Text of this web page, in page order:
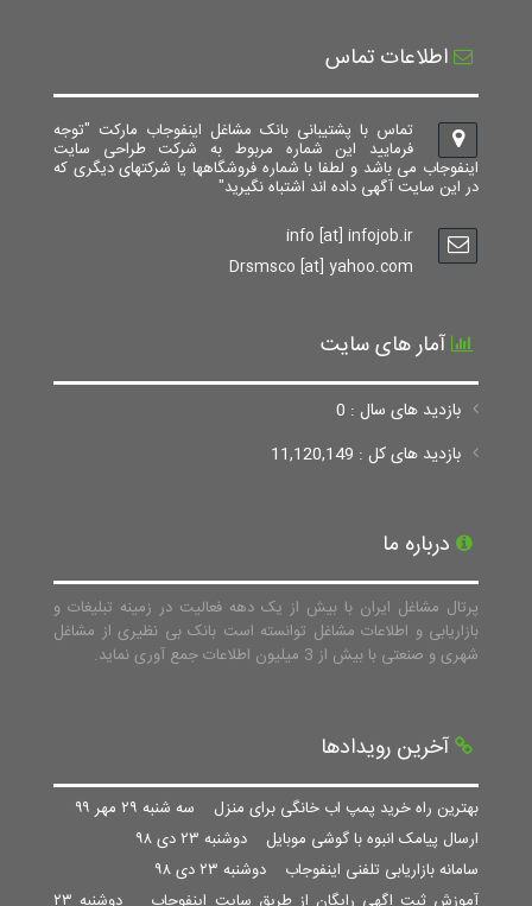
اطلاعات تماس
تماس با پشتیبانی بانک مشاغل اینفوجاب مارکت "توجه
فرمایید این شماره مربوط به شرکت طراحی سایت
اینفوجاب می باشد و لطفا با شماره فروشگاهها یا شرکتهای دیگری که
در این سایت آگهی داده اند اشتباه نگیرید"
info [at] infojob.ir
Drsmsco [at] yahoo.com
آمار های سایت
بازدید های سال : 0
بازدید های کل : 11,120,149
درباره ما
پرتال مشاغل ایران با بیش از یک دهه فعالیت در زمینه تبلیغات و
بازاریابی و اطلاعات مشاغل توانسته است بانک بی نظیری از مشاغل
شهری و صنعتی با بیش از 3 میلیون اطلاعات جمع آوری نماید.
آخرین رویدادها
بهترین راه خرید پمپ اب خانگی برای منزل سه شنبه ۲۹ مهر ۹۹
ارسال پیامک انبوه با گوشی موبایل دوشنبه ۲۳ دی ۹۸
سامانه بازاریابی تلفنی اینفوجاب دوشنبه ۲۳ دی ۹۸